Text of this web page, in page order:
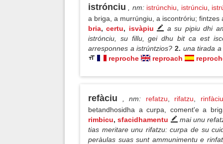
istrónciu , nm: istrúnchiu istrúnciu
a briga, a murrúngiu, a iscontróriu;
bria,certu, isvàpiu
a su pipiu dhi
istrónciu, su fillu, gei dhu bit ca est
arresponnes a istrúntzios? 2. una tirada
reproche
reproach
refàciu , nm: refatzu rifatzu
rinfàciu
betandhosidha a curpa, coment'e a
rimbicu,sfacidhamentu
mai unu
tias meritare unu rifatzu: curpa de su
peràulas suas sunt ammunimentu e